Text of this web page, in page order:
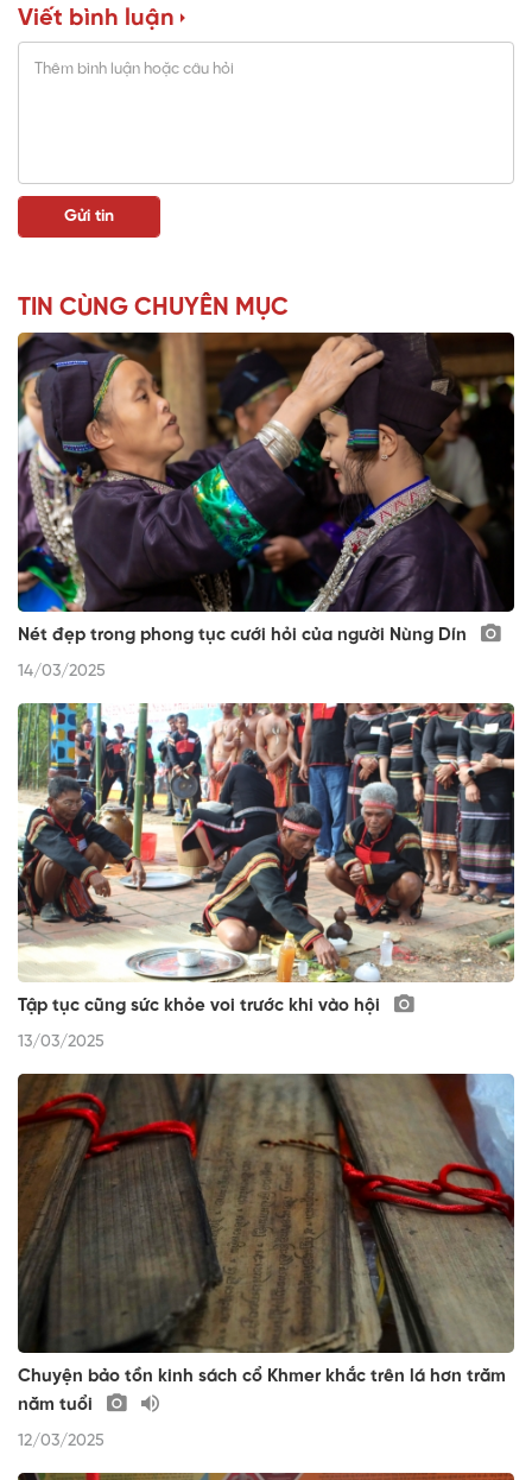
Viết bình luận
TIN CÙNG CHUYÊN MỤC
Nét đẹp trong phong tục cưới hỏi của người Nùng Dín
14/03/2025
Tập tục cũng sức khỏe voi trước khi vào hội
13/03/2025
Chuyện bảo tồn kinh sách cổ Khmer khắc trên lá hơn trăm
năm tuổi
12/03/2025